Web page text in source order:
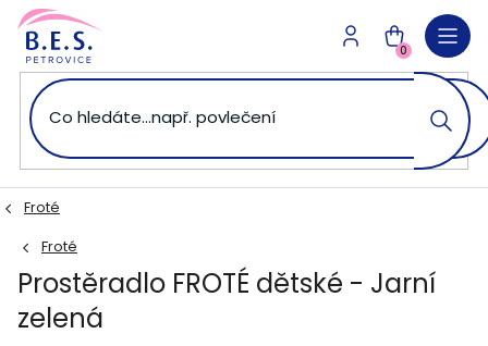
Přejít
obsah
NÁKUPNÍ
KOŠÍK
0
Froté
Froté
Prostěradlo FROTÉ dětské - Jarní
zelená